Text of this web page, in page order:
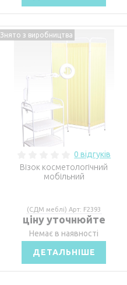
Знято з виробництва
0 відгуків
Візок косметологічний
мобільний
(СДМ меблі) Арт: F2393
ціну уточнюйте
Немає в наявності
ДЕТАЛЬНІШЕ